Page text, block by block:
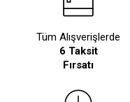
Tüm Alışverişlerde
6 Taksit
Fırsatı